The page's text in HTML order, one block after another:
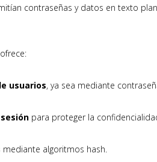
contraseñas y datos en texto
usuarios, ya sea mediante
para proteger la
mediante algoritmos hash.